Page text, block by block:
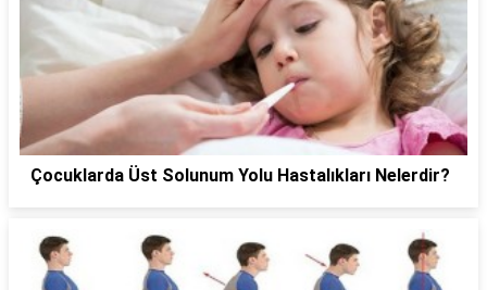
Çocuklarda Üst Solunum Yolu Hastalıkları Nelerdir?